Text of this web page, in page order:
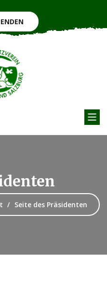
Seite des Präsidenten